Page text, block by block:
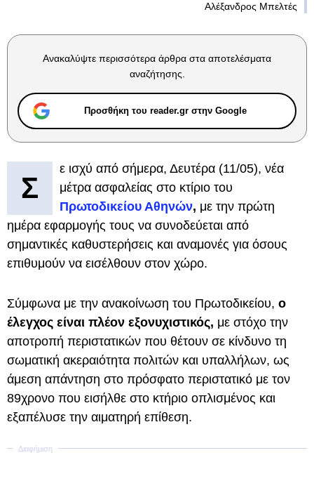
Αλέξανδρος Μπελτές
Ανακαλύψτε περισσότερα άρθρα στα αποτελέσματα
αναζήτησης.
Προσθήκη του reader.gr στην Google
Σ
ε ισχύ από σήμερα, Δευτέρα (11/05), νέα
μέτρα ασφαλείας στο κτίριο του
Πρωτοδικείου Αθηνών, με την πρώτη
ημέρα εφαρμογής τους να συνοδεύεται από
σημαντικές καθυστερήσεις και αναμονές για όσους
επιθυμούν να εισέλθουν στον χώρο.
Σύμφωνα με την ανακοίνωση του Πρωτοδικείου, ο
έλεγχος είναι πλέον εξονυχιστικός, με στόχο την
αποτροπή περιστατικών που θέτουν σε κίνδυνο τη
σωματική ακεραιότητα πολιτών και υπαλλήλων, ως
άμεση απάντηση στο πρόσφατο περιστατικό με τον
89χρονο που εισήλθε στο κτήριο οπλισμένος και
εξαπέλυσε την αιματηρή επίθεση.